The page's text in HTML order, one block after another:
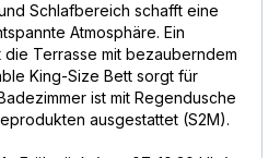
Schlafbereich schafft eine
Atmosphäre. Ein
Terrasse mit bezauberndem
King-Size Bett sorgt für
ist mit Regendusche
ausgestattet (S2M).